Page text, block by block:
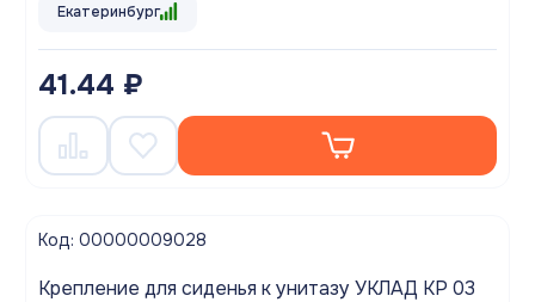
Екатеринбург
41.44 ₽
Код: 00000009028
Крепление для сиденья к унитазу УКЛАД КР 03